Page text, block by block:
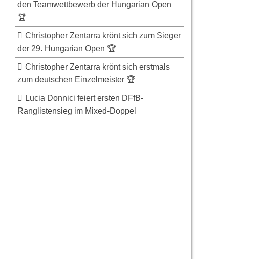
den Teamwettbewerb der Hungarian Open
🏆
Christopher Zentarra krönt sich zum Sieger
der 29. Hungarian Open 🏆
Christopher Zentarra krönt sich erstmals
zum deutschen Einzelmeister 🏆
Lucia Donnici feiert ersten DFfB-
Ranglistensieg im Mixed-Doppel